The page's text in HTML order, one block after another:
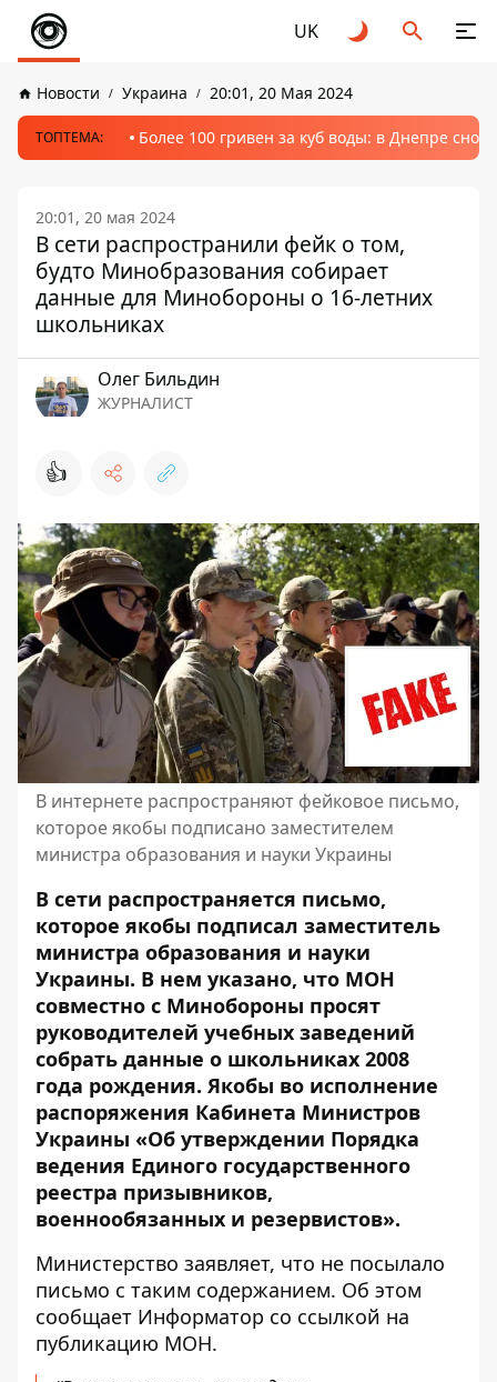
UK
Новости Украина 20:01, 20 Мая 2024
ТОПТЕМА: Более 100 гривен за куб воды: в Днепре
20:01, 20 мая 2024
В сети распространили фейк о том,
будто Минобразования собирает
данные для Минобороны о 16-летних
школьниках
Олег Бильдин
ЖУРНАЛИСТ
👍
В интернете распространяют фейковое письмо,
которое якобы подписано заместителем
министра образования и науки Украины
В сети распространяется письмо,
которое якобы подписал заместитель
министра образования и науки
Украины. В нем указано, что МОН
совместно с Минобороны просят
руководителей учебных заведений
собрать данные о школьниках 2008
года рождения. Якобы во исполнение
распоряжения Кабинета Министров
Украины «Об утверждении Порядка
ведения Единого государственного
реестра призывников,
военнообязанных и резервистов».
Министерство заявляет, что не посылало
письмо с таким содержанием. Об этом
сообщает Информатор со ссылкой на
публикацию МОН.